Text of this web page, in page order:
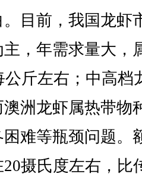
目前，我国龙虾
主，年需求量大，
公斤左右；中高档
洲龙虾属热带物
难等瓶颈问题。
摄氏度左右，比